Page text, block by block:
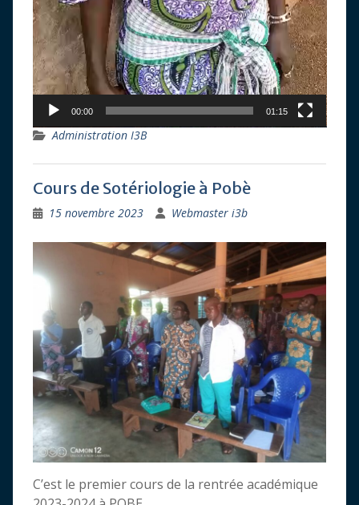
00:00 01:15
Administration I3B
Cours de Sotériologie à Pobè
15 novembre 2023 Webmaster i3b
C’est le premier cours de la rentrée académique